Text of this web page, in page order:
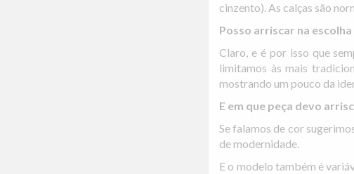
cinzento). As calças são
Posso arriscar na escolha
Claro, e é por isso que
limitamos às mais
mostrando um pouco da
E em que peça devo
Se falamos de cor
de modernidade.
E o modelo também é